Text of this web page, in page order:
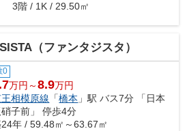
3階 / 1K / 29.50㎡
（ファンタジスタ）
0
万円～8.9万円
相模原線 「橋本 」駅 バス7分 「日本
子前」 停歩4分
年 / 59.48㎡～63.67㎡